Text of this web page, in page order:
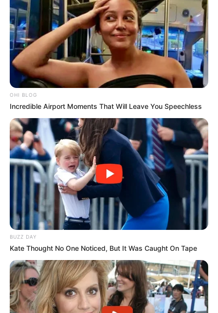
OHI BLOG
Incredible Airport Moments That Will Leave You Speechless
BUZZ DAY
Kate Thought No One Noticed, But It Was Caught On Tape